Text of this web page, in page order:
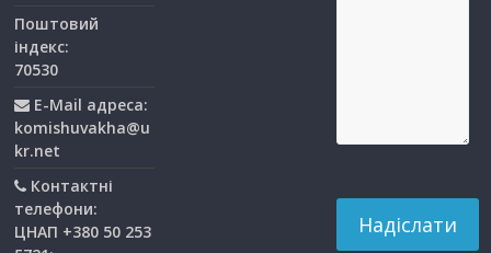
Поштовий
індекс:
70530
E-Mail адреса:
komishuvakha@u
kr.net
Контактні
телефони:
ЦНАП +380 50 253